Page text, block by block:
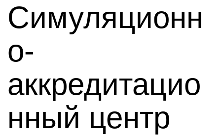
Симуляционн
о-
аккредитацио
нный центр